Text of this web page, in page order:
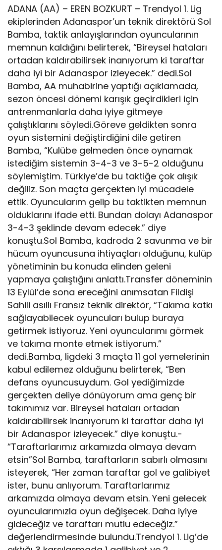
ADANA (AA) – EREN BOZKURT – Trendyol 1. Lig
ekiplerinden Adanaspor’un teknik direktörü Sol
Bamba, taktik anlayışlarından oyuncularının
memnun kaldığını belirterek, “Bireysel hataları
ortadan kaldırabilirsek inanıyorum ki taraftar
daha iyi bir Adanaspor izleyecek.” dedi.Sol
Bamba, AA muhabirine yaptığı açıklamada,
sezon öncesi dönemi karışık geçirdikleri için
antrenmanlarla daha iyiye gitmeye
çalıştıklarını söyledi.Göreve geldikten sonra
oyun sistemini değiştirdiğini dile getiren
Bamba, “Kulübe gelmeden önce oynamak
istediğim sistemin 3-4-3 ve 3-5-2 olduğunu
söylemiştim. Türkiye’de bu taktiğe çok alışık
değiliz. Son maçta gerçekten iyi mücadele
ettik. Oyuncularım gelip bu taktikten memnun
olduklarını ifade etti. Bundan dolayı Adanaspor
3-4-3 şeklinde devam edecek.” diye
konuştu.Sol Bamba, kadroda 2 savunma ve bir
hücum oyuncusuna ihtiyaçları olduğunu, kulüp
yönetiminin bu konuda elinden geleni
yapmaya çalıştığını anlattı.Transfer döneminin
13 Eylül’de sona ereceğini anımsatan Fildişi
Sahili asıllı Fransız teknik direktör, “Takıma katkı
sağlayabilecek oyuncuları bulup buraya
getirmek istiyoruz. Yeni oyuncularımı görmek
ve takıma monte etmek istiyorum.”
dedi.Bamba, ligdeki 3 maçta 11 gol yemelerinin
kabul edilemez olduğunu belirterek, “Ben
defans oyuncusuydum. Gol yediğimizde
gerçekten deliye dönüyorum ama genç bir
takımımız var. Bireysel hataları ortadan
kaldırabilirsek inanıyorum ki taraftar daha iyi
bir Adanaspor izleyecek.” diye konuştu.-
“Taraftarlarımız arkamızda olmaya devam
etsin”Sol Bamba, taraftarların sabırlı olmasını
isteyerek, “Her zaman taraftar gol ve galibiyet
ister, bunu anlıyorum. Taraftarlarımız
arkamızda olmaya devam etsin. Yeni gelecek
oyuncularımızla oyun değişecek. Daha iyiye
gideceğiz ve taraftarı mutlu edeceğiz.”
değerlendirmesinde bulundu.Trendyol 1. Lig’de